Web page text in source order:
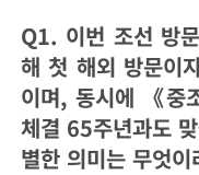
Q1. 이번 조선 방
해 첫 해외 방문이
이며, 동시에 《중
체결 65주년과도
별한 의미는 무엇